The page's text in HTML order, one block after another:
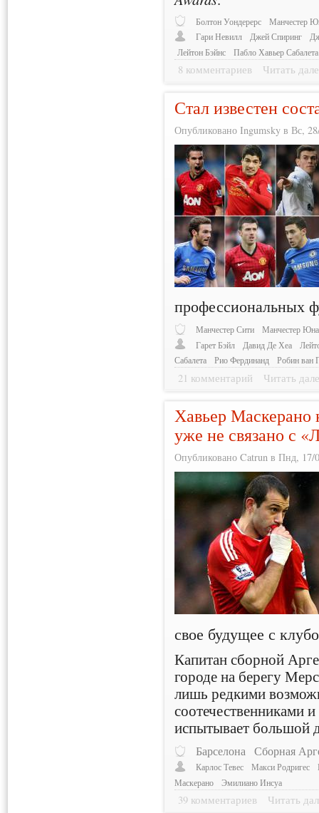
Болтон Уондерерс
Манчестер
Гари Невилл
Джей Спиринг
Лейтон Бэйнс
Пабло Хавьер Сабалета
8 комментариев Читать
Стал известен
Опубликовано Ingumsky в Вс,
профессиональных
Манчестер Сити
Манчестер
Гарет Бэйл
Давид Де Хеа
Сабалета
Рио Фердинанд Робин ван
21 комментарий Читать
Хавьер Маскерано
уже не связано с
Опубликовано Catrun в Пнд, 17/
свое будущее с
Капитан сборной
городе на берегу
лишь редкими
соотечественниками
испытывает большой
Барселона Сборная
Карлос Тевес Макси Родригес
Маскерано
Эмилиано Инсуа
39 комментариев Читать